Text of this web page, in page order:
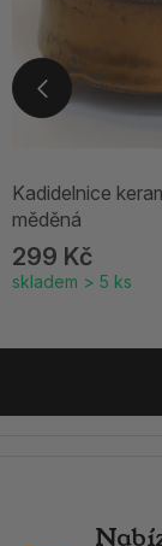
Kadidelnice
měděná
299 Kč
skladem > 5 ks